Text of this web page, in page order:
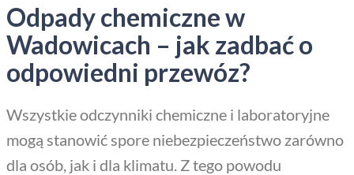
Odpady chemiczne w
Wadowicach – jak zadbać o
odpowiedni przewóz?
Wszystkie odczynniki chemiczne i laboratoryjne
mogą stanowić spore niebezpieczeństwo zarówno
dla osób, jak i dla klimatu. Z tego powodu